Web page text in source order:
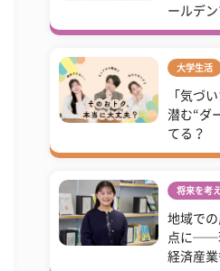
ールデン
大学生活
「気づ
潜む“ダ
てる？
将来を考
地域で
点に──
経済産業